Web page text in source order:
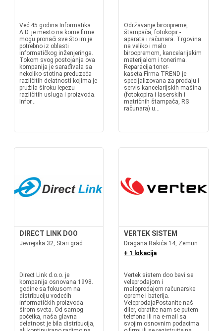
Već 45 godina Informatika
A.D. je mesto na kome firme
mogu pronaći sve što im je
potrebno iz oblasti
informatičkog inženjeringa.
Tokom svog postojanja ova
kompanija je sarađivala sa
nekoliko stotina preduzeća
različitih delatnosti kojima je
pružila široku lepezu
različitih usluga i proizvoda.
Infor...
Održavanje biroopreme,
štampača, fotokopir -
aparata i računara. Trgovina
na veliko i malo
biroopremom, kancelarijskim
materijalom i tonerima.
Reparacija toner-
kaseta.Firma TREND je
specijalizovana za prodaju i
servis kancelarijskih mašina
(fotokopira i laserskih i
matričnih štampača, RS
računara) u...
DIRECT LINK DOO
Jevrejska 32, Stari grad
Direct Link d.o.o. je
kompanija osnovana 1998.
godine sa fokusom na
distribuciju vodećih
informatičkih proizvoda
širom sveta. Od samog
početka, naša glavna
delatnost je bila distribucija,
VERTEK SISTEM
Dragana Rakića 14, Zemun
+ 1 lokacija
Vertek sistem doo bavi se
veleprodajom i
maloprodajom računarske
opreme i baterija.
VeleprodajaPostanite naš
diler, obratite nam se putem
telefona ili na e-mail sa
svojim osnovnim podacima